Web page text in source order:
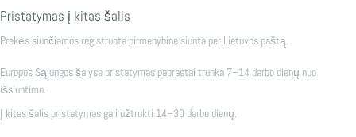
Pristatymas į kitas šalis
Prekės siunčiamos registruota pirmenybine siunta per Lietuvos paštą.
Europos Sąjungos šalyse pristatymas paprastai trunka 7–14 darbo dienų nuo
išsiuntimo.
Į kitas šalis pristatymas gali užtrukti 14–30 darbo dienų.